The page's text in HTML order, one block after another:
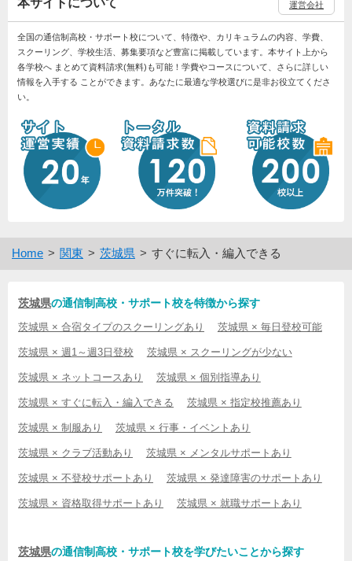
本サイトについて 運営会社
全国の通信制高校・サポート校について、特徴や、カリキュラムの内容、学費、
スクーリング、学校生活、募集要項など豊富に掲載しています。本サイト上から
各学校へ まとめて資料請求(無料)も可能！学費やコースについて、さらに詳しい
情報を入手する ことができます。あなたに最適な学校選びに是非お役立てくださ
い。
Home 関東 茨城県 すぐに転入・編入できる
茨城県の通信制高校・サポート校を特徴から探す
茨城県 × 合宿タイプのスクーリングあり 茨城県 × 毎日登校可能
茨城県 × 週1～週3日登校 茨城県 × スクーリングが少ない
茨城県 × ネットコースあり 茨城県 × 個別指導あり
茨城県 × すぐに転入・編入できる 茨城県 × 指定校推薦あり
茨城県 × 制服あり 茨城県 × 行事・イベントあり
茨城県 × クラブ活動あり 茨城県 × メンタルサポートあり
茨城県 × 不登校サポートあり 茨城県 × 発達障害のサポートあり
茨城県 × 資格取得サポートあり 茨城県 × 就職サポートあり
茨城県の通信制高校・サポート校を学びたいことから探す